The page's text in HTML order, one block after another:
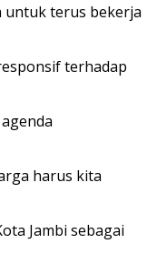
untuk terus bekerja
terhadap
harus kita
Jambi sebagai